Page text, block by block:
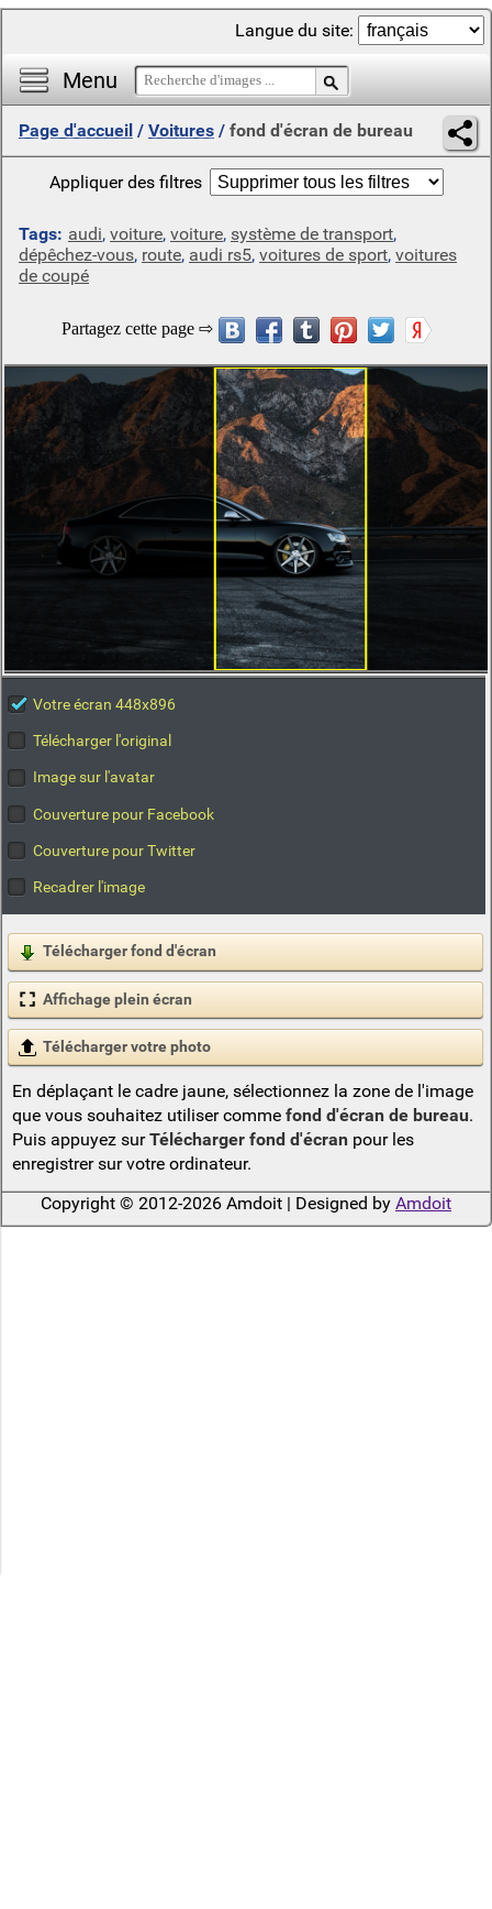
Menu
Langue du site:
Page d'accueil / Voitures / fond d'écran de bureau
Appliquer des filtres
Tags: audi, voiture, voiture, système de transport,
dépêchez-vous, route, audi rs5, voitures de sport, voitures
de coupé
Votre écran 448x896
Télécharger l'original
Image sur l'avatar
Couverture pour Facebook
Couverture pour Twitter
Recadrer l'image
Télécharger fond d'écran
Affichage plein écran
Télécharger votre photo
En déplaçant le cadre jaune, sélectionnez la zone de l'image
que vous souhaitez utiliser comme fond d'écran de bureau.
Puis appuyez surTélécharger fond d'écranpour les
enregistrer sur votre ordinateur.
Copyright © 2012-2026 Amdoit | Designed by Amdoit